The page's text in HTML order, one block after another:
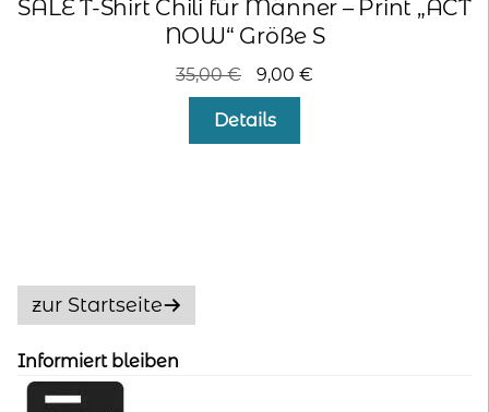
SALE T-Shirt Chili für Männer – Print „ACT
NOW“ Größe S
35,00€
Ursprünglicher
Preis
war:
9,00 €Aktueller
Details
zur Startseite
Informiert bleiben